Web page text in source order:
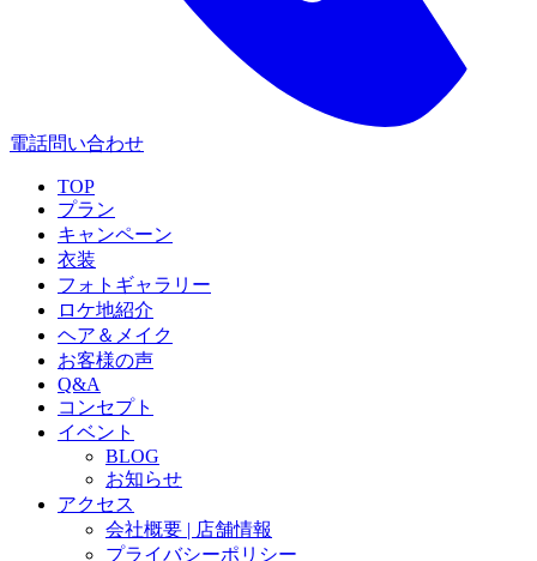
電話問い合わせ
TOP
プラン
キャンペーン
衣装
フォトギャラリー
ロケ地紹介
ヘア＆メイク
お客様の声
Q&A
コンセプト
イベント
BLOG
お知らせ
アクセス
会社概要 | 店舗情報
プライバシーポリシー